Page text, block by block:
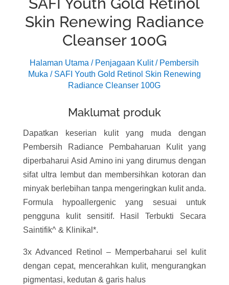
Skin Renewing Radiance
Cleanser 100G
Halaman Utama / Penjagaan Kulit/ Pembersih
Muka / SAFI Youth Gold Retinol Skin Renewing
Radiance Cleanser 100G
Maklumat produk
Dapatkan keserian kulit yang muda dengan
Pembersih Radiance Pembaharuan Kulit yang
diperbaharui Asid Amino ini yang dirumus dengan
sifat ultra lembut dan membersihkan kotoran dan
minyak berlebihan tanpa mengeringkan kulit anda.
Formula hypoallergenic yang sesuai untuk
pengguna kulit sensitif. Hasil Terbukti Secara
Saintifik^ & Klinikal*.
3x Advanced Retinol – Memperbaharui sel kulit
dengan cepat, mencerahkan kulit, mengurangkan
pigmentasi, kedutan & garis halus